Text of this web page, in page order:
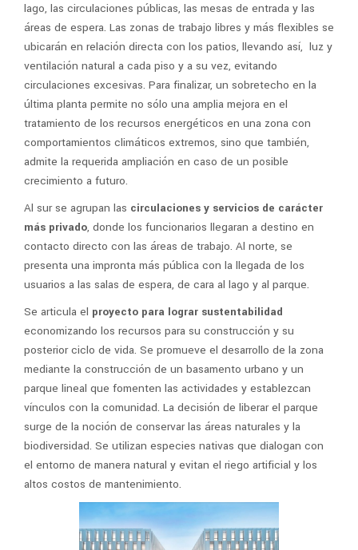
lago, las circulaciones públicas, las mesas de entrada y las
áreas de espera. Las zonas de trabajo libres y más flexibles se
ubicarán en relación directa con los patios, llevando así, luz y
ventilación natural a cada piso y a su vez, evitando
circulaciones excesivas. Para finalizar, un sobretecho en la
última planta permite no sólo una amplia mejora en el
tratamiento de los recursos energéticos en una zona con
comportamientos climáticos extremos, sino que también,
admite la requerida ampliación en caso de un posible
crecimiento a futuro.
Al sur se agrupan las circulaciones y servicios de carácter
más privado, donde los funcionarios llegaran a destino en
contacto directo con las áreas de trabajo. Al norte, se
presenta una impronta más pública con la llegada de los
usuarios a las salas de espera, de cara al lago y al parque.
Se articula el proyecto para lograr sustentabilidad
economizando los recursos para su construcción y su
posterior ciclo de vida. Se promueve el desarrollo de la zona
mediante la construcción de un basamento urbano y un
parque lineal que fomenten las actividades y establezcan
vínculos con la comunidad. La decisión de liberar el parque
surge de la noción de conservar las áreas naturales y la
biodiversidad. Se utilizan especies nativas que dialogan con
el entorno de manera natural y evitan el riego artificial y los
altos costos de mantenimiento.